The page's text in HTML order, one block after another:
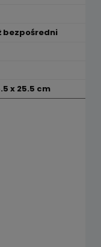
bezpośredni
x 25.5 cm